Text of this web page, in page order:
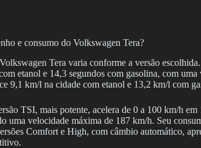
e consumo do Volkswagen Tera?
Tera varia conforme a versão
etanol e 14,3 segundos com gasolina, com
9,1 km/l na cidade com etanol e 13,2 km/l com
TSI, mais potente, acelera de 0 a 100 km/h
uma velocidade máxima de 187 km/h. Seu
Comfort e High, com câmbio automático,